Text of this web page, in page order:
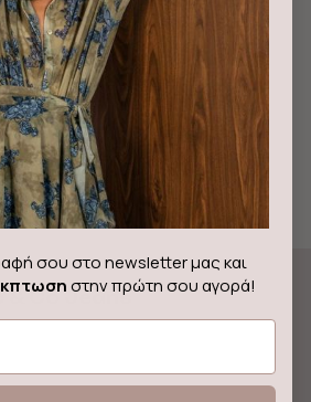
πίσω μέρος
φερμουάρ
Co Jeans
σου στο newsletter μας και
στην πρώτη σου αγορά!